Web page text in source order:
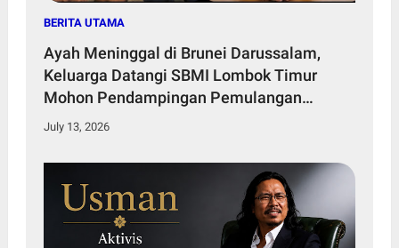
BERITA UTAMA
Ayah Meninggal di Brunei Darussalam,
Keluarga Datangi SBMI Lombok Timur
Mohon Pendampingan Pemulangan
Jenazah
July 13, 2026